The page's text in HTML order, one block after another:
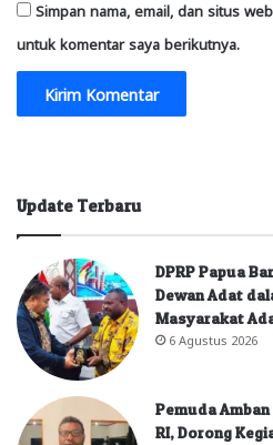
Simpan nama, email, dan situs
untuk komentar saya berikutnya.
Update Terbaru
DPRP Papua
Dewan Adat
Masyarakat
6 Agustus 2026
Pemuda
RI, Dorong